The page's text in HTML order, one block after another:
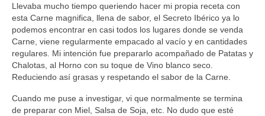
Llevaba mucho tiempo queriendo hacer mi propia receta con
esta Carne magnifica, llena de sabor, el Secreto Ibérico ya lo
podemos encontrar en casi todos los lugares donde se venda
Carne, viene regularmente empacado al vacío y en cantidades
regulares. Mi intención fue prepararlo acompañado de Patatas y
Chalotas, al Horno con su toque de Vino blanco seco.
Reduciendo así grasas y respetando el sabor de la Carne.
Cuando me puse a investigar, vi que normalmente se termina
de preparar con Miel, Salsa de Soja, etc. No dudo que esté